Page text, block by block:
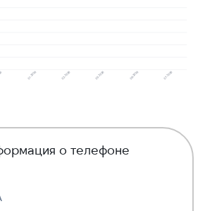
01.2026 02.2026 05.2026 06.2026 07.2026
о телефоне